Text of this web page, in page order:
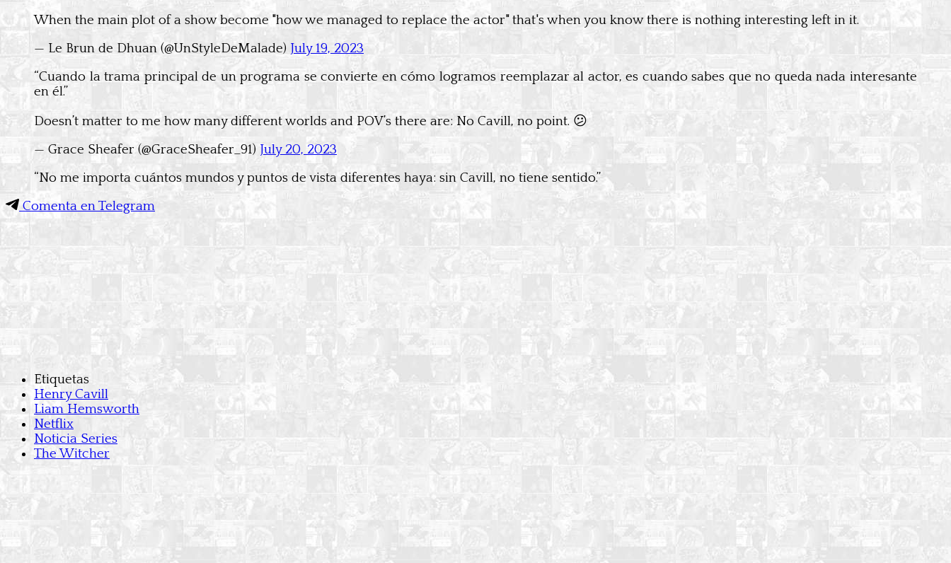
When the main plot of a show become "how we managed to replace the actor" that's when you know there is nothing interesting left in it.
— Le Brun de Dhuan (@UnStyleDeMalade) July 19, 2023
“Cuando la trama principal de un programa se convierte en cómo logramos reemplazar al actor, es cuando sabes que no queda nada interesante
en él.”
Doesn’t matter to me how many different worlds and POV’s there are: No Cavill, no point. 😕
— Grace Sheafer (@GraceSheafer_91) July 20, 2023
“No me importa cuántos mundos y puntos de vista diferentes haya: sin Cavill, no tiene sentido.”
Comenta en Telegram
Etiquetas
Henry Cavill
Liam Hemsworth
Netflix
Noticia Series
The Witcher